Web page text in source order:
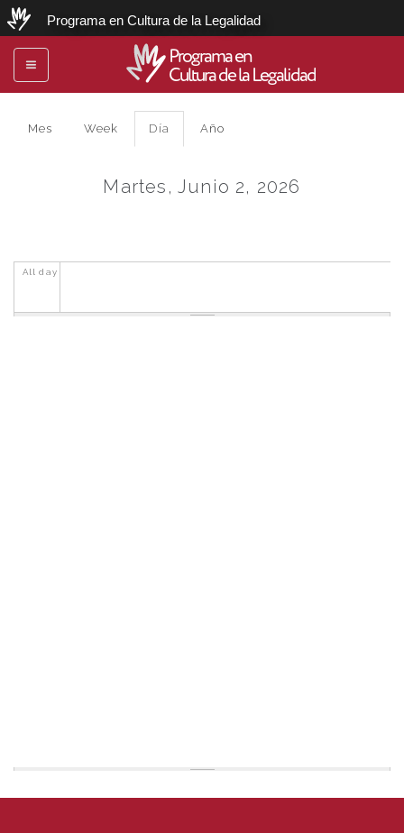
Programa en Cultura de la Legalidad
Toggle
navigation
Programa en
Cultura de la Legalidad
Primary tabs
Mes Week Día
(solapa
activa)
Año
Martes, Junio 2, 2026
All day